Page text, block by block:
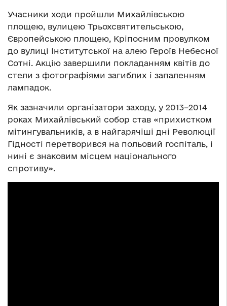
Учасники ходи пройшли Михайлівською
площею, вулицею Трьохсвятительською,
Європейською площею, Кріпосним провулком
до вулиці Інститутської на алею Героїв Небесної
Сотні. Акцію завершили покладанням квітів до
стели з фотографіями загиблих і запаленням
лампадок.
Як зазначили організатори заходу, у 2013–2014
роках Михайлівський собор став «прихистком
мітингувальників, а в найгарячіші дні Революції
Гідності перетворився на польовий госпіталь, і
нині є знаковим місцем національного
спротиву».